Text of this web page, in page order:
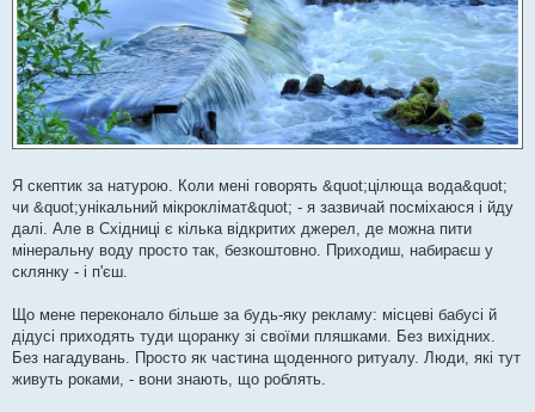
Я скептик за натурою. Коли мені говорять &quot;цілюща вода&quot;
чи &quot;унікальний мікроклімат&quot; - я зазвичай посміхаюся і йду
далі. Але в Східниці є кілька відкритих джерел, де можна пити
мінеральну воду просто так, безкоштовно. Приходиш, набираєш у
склянку - і п'єш.
Що мене переконало більше за будь-яку рекламу: місцеві бабусі й
дідусі приходять туди щоранку зі своїми пляшками. Без вихідних.
Без нагадувань. Просто як частина щоденного ритуалу. Люди, які тут
живуть роками, - вони знають, що роблять.